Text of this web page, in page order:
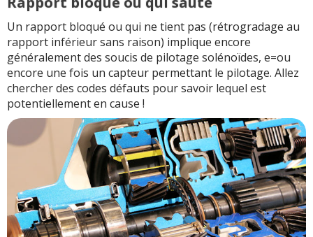
Un rapport bloqué ou qui ne tient pas (rétrogradage au
rapport inférieur sans raison) implique encore
généralement des soucis de pilotage solénoïdes, e=ou
encore une fois un capteur permettant le pilotage. Allez
chercher des codes défauts pour savoir lequel est
potentiellement en cause !